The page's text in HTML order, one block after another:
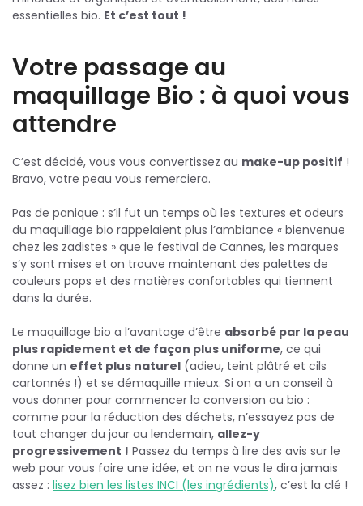
essentielles bio. Et c’est tout !
Votre passage au
maquillage Bio : à quoi vous
attendre
C’est décidé, vous vous convertissez au make-up positif !
Bravo, votre peau vous remerciera.
Pas de panique : s’il fut un temps où les textures et odeurs
du maquillage bio rappelaient plus l’ambiance « bienvenue
chez les zadistes » que le festival de Cannes, les marques
s’y sont mises et on trouve maintenant des palettes de
couleurs pops et des matières confortables qui tiennent
dans la durée.
Le maquillage bio a l’avantage d’être absorbé par la peau
plus rapidement et de façon plus uniforme, ce qui
donne un effet plus naturel (adieu, teint plâtré et cils
cartonnés !) et se démaquille mieux. Si on a un conseil à
vous donner pour commencer la conversion au bio :
comme pour la réduction des déchets, n’essayez pas de
tout changer du jour au lendemain, allez-y
progressivement ! Passez du temps à lire des avis sur le
web pour vous faire une idée, et on ne vous le dira jamais
assez : lisez bien les listes INCI (les ingrédients), c’est la clé !